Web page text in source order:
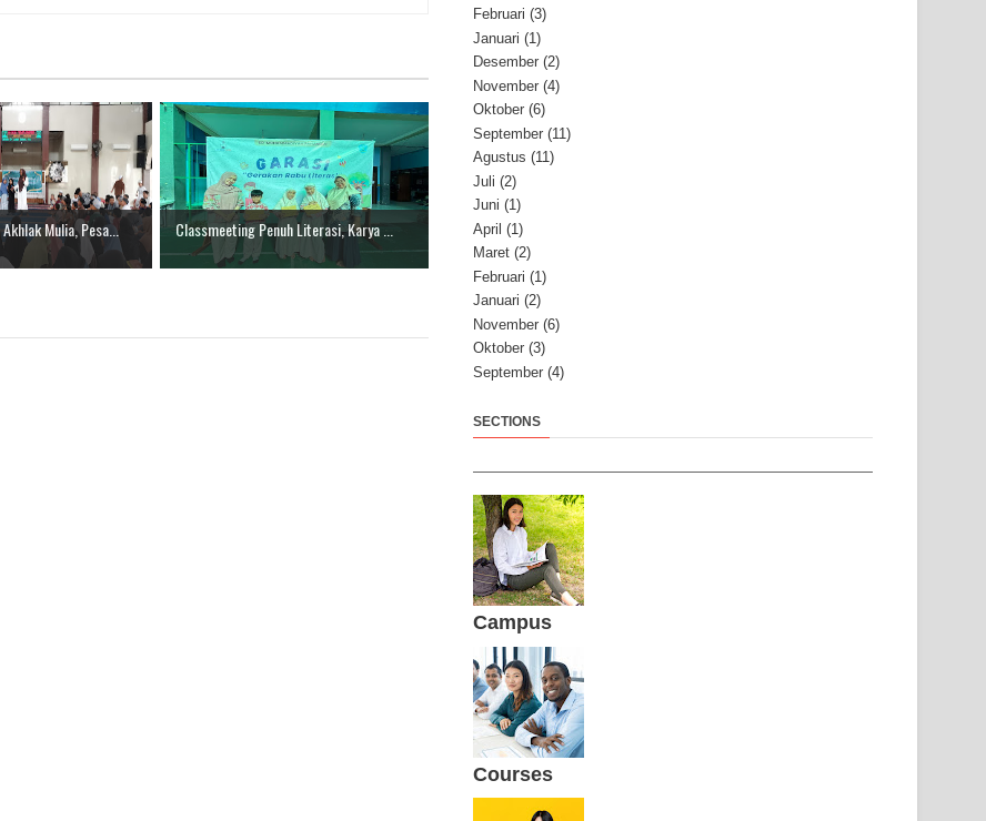
Mulia, Pesa... Classmeeting Penuh Literasi, Karya ...
Februari (3)
Januari (1)
Desember (2)
November (4)
Oktober (6)
September (11)
Agustus (11)
Juli (2)
Juni (1)
April (1)
Maret (2)
Februari (1)
Januari (2)
November (6)
Oktober (3)
September (4)
SECTIONS
Campus
Courses